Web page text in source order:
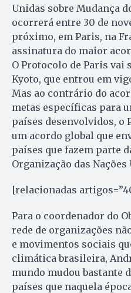
Unidas sobre Mudança
ocorrerá entre 30 de
próximo, em Paris, na
assinatura do maior
O Protocolo de Paris
Kyoto, que entrou em
Mas ao contrário do
metas específicas para
países desenvolvidos, o
um acordo global que
países que fazem parte
Organização das Nações
[relacionadas
Para o coordenador do
rede de organizações
e movimentos sociais
climática brasileira,
mundo mudou bastante
países que naquela